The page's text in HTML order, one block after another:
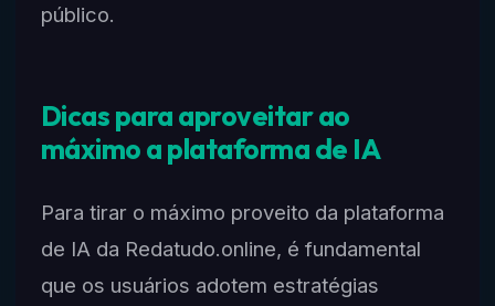
público.
Dicas para aproveitar ao
máximo a plataforma de IA
Para tirar o máximo proveito da plataforma
de IA da Redatudo.online, é fundamental
que os usuários adotem estratégias